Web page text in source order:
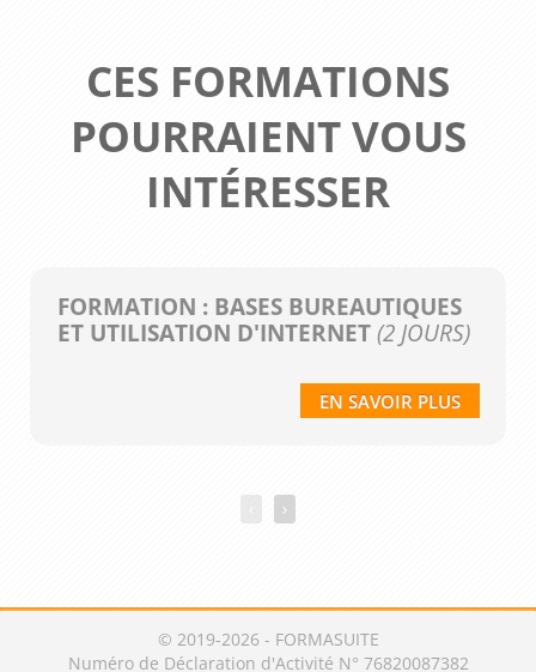
CES FORMATIONS
POURRAIENT VOUS
INTÉRESSER
FORMATION : BASES BUREAUTIQUES
ET UTILISATION D'INTERNET(2 JOURS)
EN SAVOIR PLUS
›
© 2019-2026 - FORMASUITE
Numéro de Déclaration d'Activité N° 76820087382